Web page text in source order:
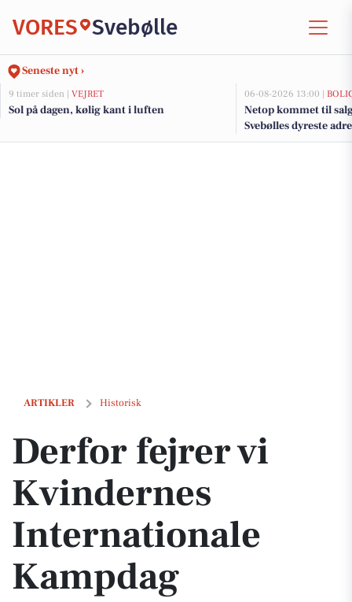
VORES Svebølle
Seneste nyt ›
9 timer siden | VEJRET
Sol på dagen, kølig kant i luften
06-08-2026 13:00 |
Netop kommet til
Svebølles dyreste
ARTIKLER Historisk
Derfor fejrer vi Kvindernes Internationale Kampdag
Derfor fejrer vi
Kvindernes
Internationale
Kampdag